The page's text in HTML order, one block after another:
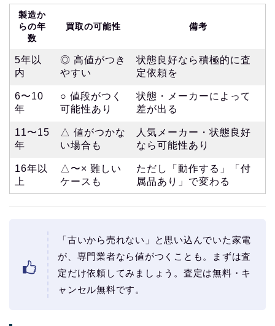
製造か
らの年
数
買取の可能性 備考
5年以
内
◎ 高値がつき
やすい
状態良好なら積極的に査
定依頼を
6〜10
年
○ 値段がつく
可能性あり
状態・メーカーによって
差が出る
11〜15
年
△ 値がつかな
い場合も
人気メーカー・状態良好
なら可能性あり
16年以
上
△〜× 難しい
ケースも
ただし「動作する」「付
属品あり」で変わる
「古いから売れない」と思い込んでいた家電
が、専門業者なら値がつくことも。まずは査
定だけ依頼してみましょう。査定は無料・キ
ャンセル無料です。